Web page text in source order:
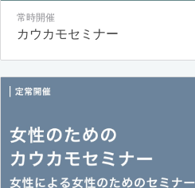
常時開催
カウカモセミナー